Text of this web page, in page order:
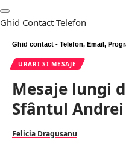
Ghid Contact Telefon
Ghid contact - Telefon, Email,
URARI SI MESAJE
Mesaje lungi
Sfântul Andrei
Felicia Dragusanu